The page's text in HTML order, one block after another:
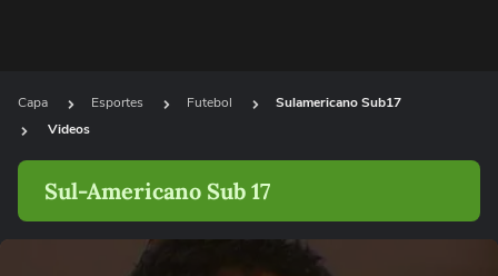
Capa Esportes Futebol
Sulamericano Sub17
Videos
Sul-Americano Sub 17